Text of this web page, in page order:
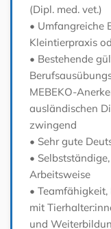
(Dipl. med. vet.)
• Umfangreiche
Kleintierpraxis
• Bestehende
MEBEKO-
ausländischen
zwingend
• Sehr gute
•
Arbeitsweise
•
mit
und